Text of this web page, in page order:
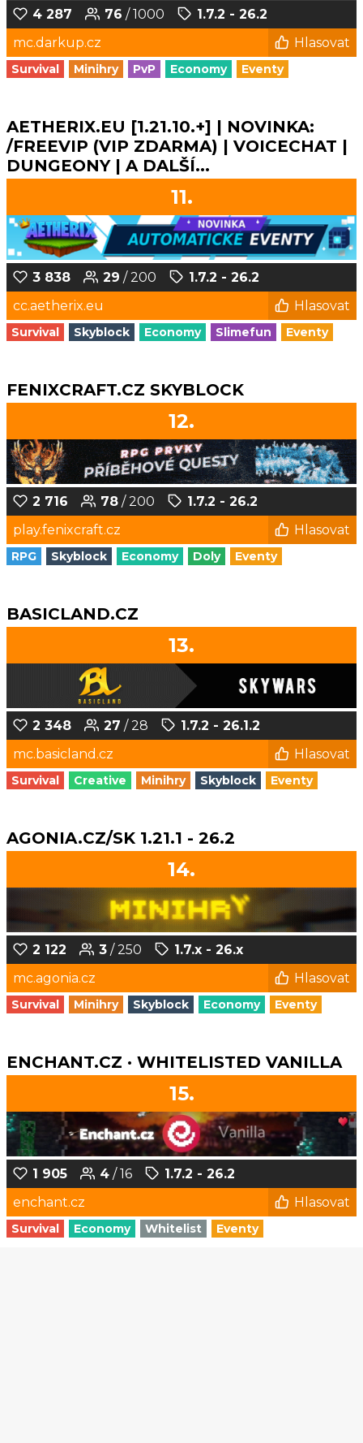
4 287 76 / 1000
1.7.2 - 26.2
mc.darkup.cz
Hlasovat
Survival Minihry PvP Economy Eventy
AETHERIX.EU [1.21.10.+] | NOVINKA:
/FREEVIP (VIP ZDARMA) | VOICECHAT |
DUNGEONY | A DALŠÍ...
11.
3 838 29 / 200
1.7.2 - 26.2
cc.aetherix.eu
Hlasovat
Survival Skyblock Economy Slimefun Eventy
FENIXCRAFT.CZ SKYBLOCK
12.
2 716 78 / 200
1.7.2 - 26.2
play.fenixcraft.cz
Hlasovat
RPG Skyblock Economy Doly Eventy
BASICLAND.CZ
13.
2 348 27 / 28
1.7.2 - 26.1.2
mc.basicland.cz
Hlasovat
Survival Creative Minihry Skyblock Eventy
AGONIA.CZ/SK 1.21.1 - 26.2
14.
2 122 3 / 250
1.7.x - 26.x
mc.agonia.cz
Hlasovat
Survival Minihry Skyblock Economy Eventy
ENCHANT.CZ · WHITELISTED VANILLA
15.
1 905 4 / 16
1.7.2 - 26.2
enchant.cz
Hlasovat
Survival Economy Whitelist Eventy